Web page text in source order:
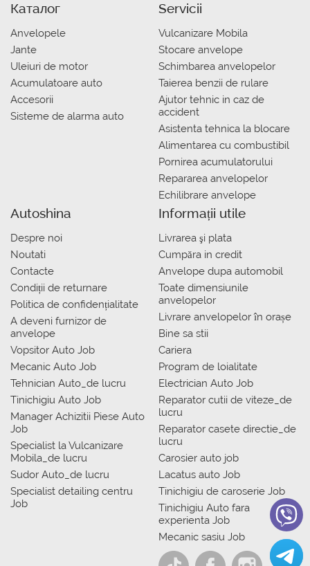
Каталог
Anvelopele
Jante
Uleiuri de motor
Acumulatoare auto
Accesorii
Sisteme de alarma auto
Servicii
Vulcanizare Mobila
Stocare anvelope
Schimbarea anvelopelor
Taierea benzii de rulare
Ajutor tehnic in caz de
accident
Asistenta tehnica la blocare
Alimentarea cu combustibil
Pornirea acumulatorului
Repararea anvelopelor
Echilibrare anvelope
Autoshina
Despre noi
Noutati
Contacte
Condiții de returnare
Politica de confidențialitate
A deveni furnizor de
anvelope
Vopsitor Auto Job
Mecanic Auto Job
Tehnician Auto_de lucru
Tinichigiu Auto Job
Manager Achizitii Piese Auto
Job
Specialist la Vulcanizare
Mobila_de lucru
Sudor Auto_de lucru
Specialist detailing centru
Job
Informații utile
Livrarea şi plata
Сumpăra in credit
Anvelope dupa automobil
Toate dimensiunile
anvelopelor
Livrare anvelopelor în orașe
Bine sa stii
Cariera
Program de loialitate
Electrician Auto Job
Reparator cutii de viteze_de
lucru
Reparator casete directie_de
lucru
Carosier auto job
Lacatus auto Job
Tinichigiu de caroserie Job
Tinichigiu Auto fara
experienta Job
Mecanic sasiu Job